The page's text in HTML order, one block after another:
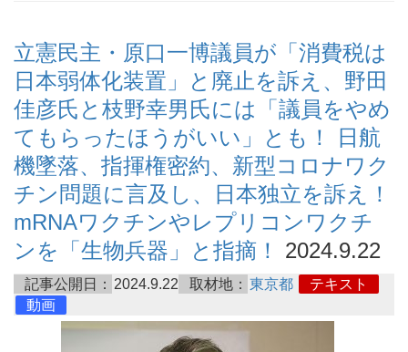
立憲民主・原口一博議員が「消費税は
日本弱体化装置」と廃止を訴え、野田
佳彦氏と枝野幸男氏には「議員をやめ
てもらったほうがいい」とも！ 日航
機墜落、指揮権密約、新型コロナワク
チン問題に言及し、日本独立を訴え！
mRNAワクチンやレプリコンワクチ
ンを「生物兵器」と指摘！
2024.9.22
記事公開日： 2024.9.22 取材地： 東京都
テキスト
動画